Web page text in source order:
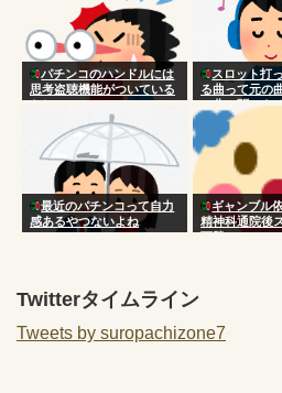
パチンコのハンドルには
思考盗聴機能がついている
らしい
スロット打
る曲って元の
い曲に聞こえ
最近のパチンコって自力
感あるやつないよね
ギャンブル
精神科通院後
万勝ち
Twitterタイムライン
Tweets by suropachizone7